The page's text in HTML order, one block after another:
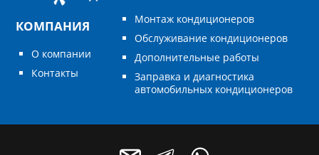
КОМПАНИЯ
О компании
Контакты
Монтаж кондиционеров
Обслуживание кондиционеров
Дополнительные работы
Заправка и диагностика
автомобильных кондиционеров